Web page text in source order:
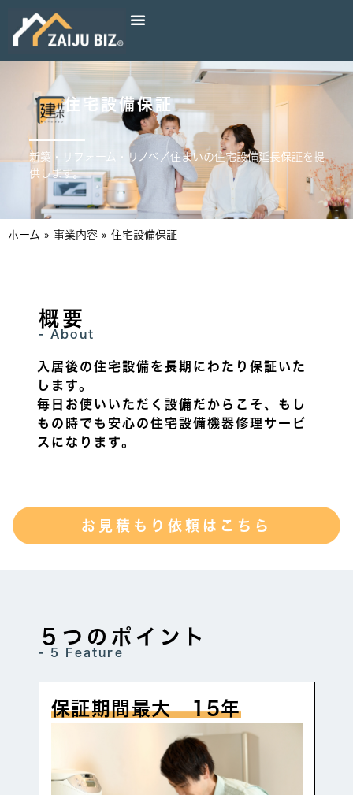
住宅設備保証
新築・リフォーム・リノベ／住まいの住宅設備延長保証を提
供します。
ホーム » 事業内容 » 住宅設備保証
概要
- About
入居後の住宅設備を長期にわたり保証いた
します。
毎日お使いいただく設備だからこそ、もし
もの時でも安心の住宅設備機器修理サービ
スになります。
お見積もり依頼はこちら
５つのポイント
- 5 Feature
保証期間最大 15年